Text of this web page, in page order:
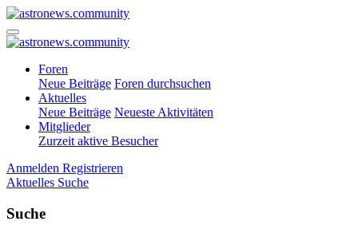
Foren
Neue Beiträge Foren durchsuchen
Aktuelles
Neue Beiträge Neueste Aktivitäten
Mitglieder
Zurzeit aktive Besucher
Anmelden Registrieren
Aktuelles Suche
Suche